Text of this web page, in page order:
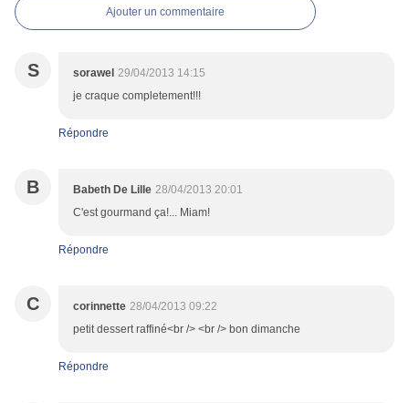
Ajouter un commentaire
S sorawel 29/04/2013 14:15
je craque completement!!!
Répondre
B Babeth De Lille 28/04/2013 20:01
C'est gourmand ça!... Miam!
Répondre
C corinnette 28/04/2013 09:22
petit dessert raffiné<br /> <br /> bon dimanche
Répondre